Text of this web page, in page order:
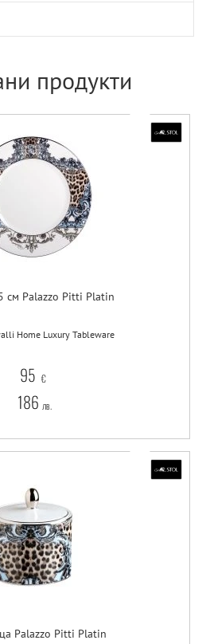
продукти
см Palazzo Pitti Platin
Home Luxury Tableware
95 €
186 лв.
Palazzo Pitti Platin